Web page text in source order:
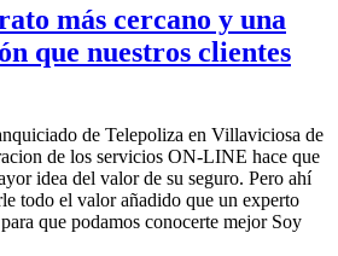
más cercano y una
que nuestros clientes
de Telepoliza en Villaviciosa de
de los servicios ON-LINE hace que
idea del valor de su seguro. Pero ahí
todo el valor añadido que un experto
que podamos conocerte mejor Soy